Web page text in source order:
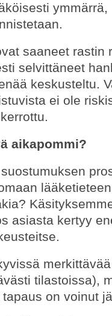
saaneet rastin
selvittäneet
keskusteltu.
ei ole
aikapommi?
asiasta kertyy
tilastoissa),
on voinut